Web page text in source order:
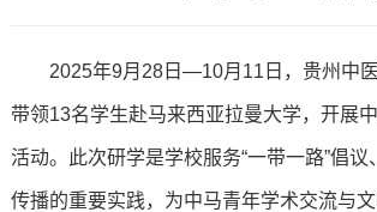
2025年9月28日—10月11日，贵州中
带领13名学生赴马来西亚拉曼大学，开展
活动。此次研学是学校服务“一带一路”倡
传播的重要实践，为中马青年学术交流与